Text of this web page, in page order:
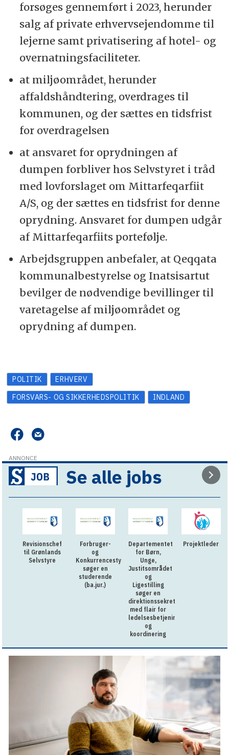
forsøges gennemført i 2023, herunder
salg af private erhvervsejendomme til
lejerne samt privatisering af hotel- og
overnatningsfaciliteter.
at miljøområdet, herunder
affaldshåndtering, overdrages til
kommunen, og der sættes en tidsfrist
for overdragelsen
at ansvaret for oprydningen af
dumpen forbliver hos Selvstyret i tråd
med lovforslaget om Mittarfeqarfiit
A/S, og der sættes en tidsfrist for denne
oprydning. Ansvaret for dumpen udgår
af Mittarfeqarfiits portefølje.
Arbejdsgruppen anbefaler, at Qeqqata
kommunalbestyrelse og Inatsisartut
bevilger de nødvendige bevillinger til
varetagelse af miljøområdet og
oprydning af dumpen.
POLITIK
ERHVERV
FORSVARS- OG SIKKERHEDSPOLITIK
INDLAND
ANNONCE
Se alle jobs
Revisionschef
til Grønlands
Selvstyre
Forbruger-
og
Konkurrencestyrelsen
søger en
studerende
(ba.jur.)
Departementet
for Børn,
Unge,
Justitsområdet
og
Ligestilling
søger en
direktionssekretær
med flair for
ledelsesbetjening
og
koordinering
Projektleder